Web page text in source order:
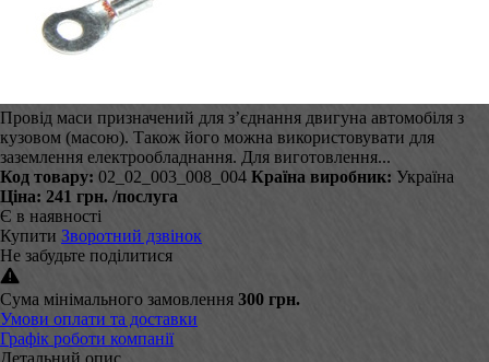
Провід маси призначений для з’єднання двигуна автомобіля з
кузовом (масою). Також його можна використовувати для
заземлення електрообладнання. Для виготовлення...
Код товару: 02_02_003_008_004 Країна виробник: Україна
Ціна: 241 грн. /послуга
Є в наявності
Купити Зворотний дзвінок
Не забудьте поділитися
Сума мінімального замовлення 300 грн.
Умови оплати та доставки
Графік роботи компанії
Детальний опис